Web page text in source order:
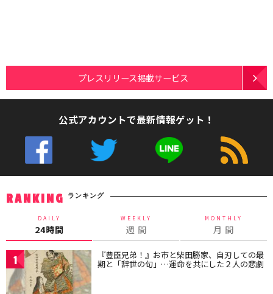
プレスリリース掲載サービス
公式アカウントで最新情報ゲット！
RANKING ランキング
DAILY
24時間
WEEKLY
週 間
MONTHLY
月 間
1 『豊臣兄弟！』お市と柴田勝家、自刃しての最
期と「辞世の句」…運命を共にした２人の悲劇